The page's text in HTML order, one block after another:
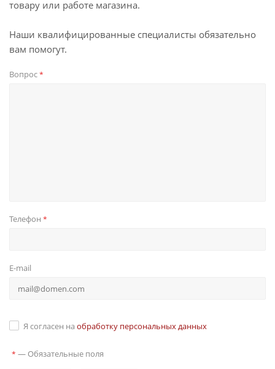
товару или работе магазина.
Наши квалифицированные специалисты обязательно
вам помогут.
Вопрос*
Телефон *
E-mail
Я согласен на обработку персональных данных
* — Обязательные поля